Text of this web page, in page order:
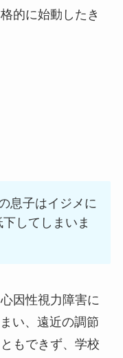
的に始動したき
息子はイジメに
してしまいま
因性視力障害に
い、遠近の調節
もできず、学校